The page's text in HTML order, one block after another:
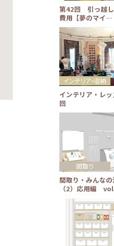
第42回 引っ越し
費用【夢のマイ…
インテリア・レ
回
インテリア・収納
間取り・みんな
（2）応用編
間取り